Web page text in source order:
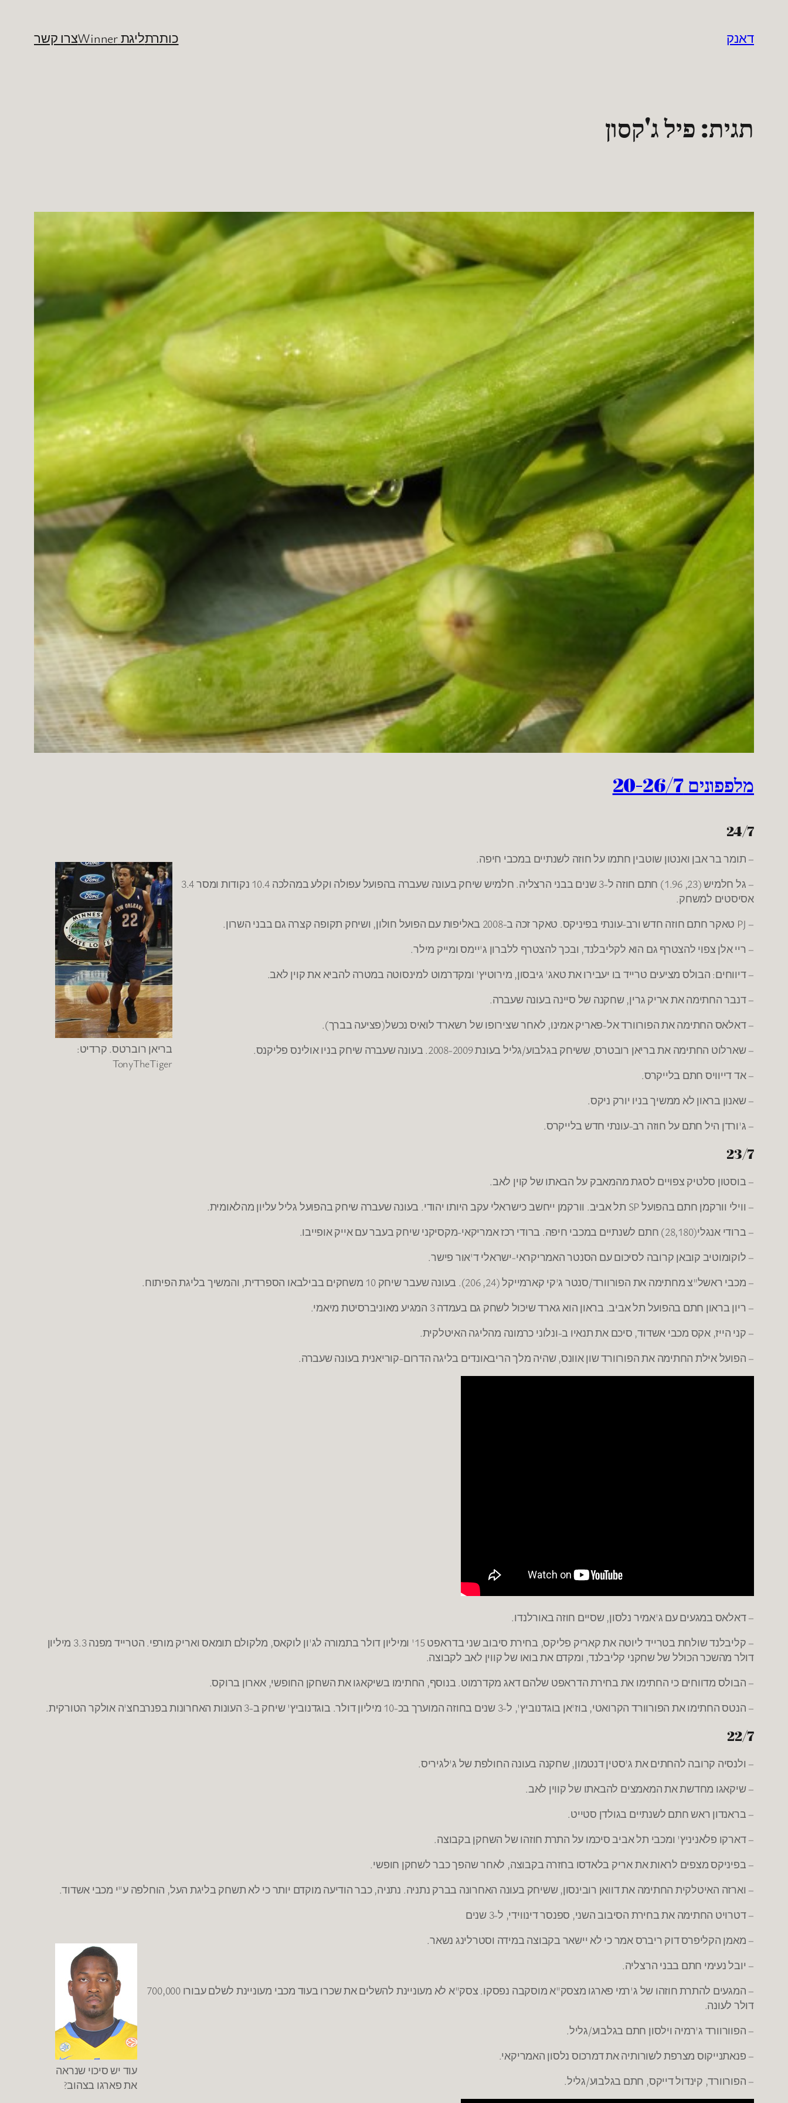
דאנק כותרתליגת Winner צרו קשר
תגית:פיל ג'קסון
מלפפונים 20-26/7
24/7
בריאן רוברטס. קרדיט:
TonyTheTiger
– תומר בר אבן ואנטון שוטבין חתמו על חוזה לשנתיים במכבי חיפה.
– גל חלמיש (23, 1.96) חתם חוזה ל-3 שנים בבני הרצליה. חלמיש שיחק בעונה שעברה בהפועל עפולה וקלע במהלכה 10.4 נקודות ומסר 3.4
אסיסטים למשחק.
– PJ טאקר חתם חוזה חדש ורב-עונתי בפיניקס. טאקר זכה ב-2008 באליפות עם הפועל חולון, ושיחק תקופה קצרה גם בבני השרון.
– ריי אלן צפוי להצטרף גם הוא לקליבלנד, ובכך להצטרף ללברון ג'יימס ומייק מילר.
– דיווחים: הבולס מציעים טרייד בו יעבירו את טאג' גיבסון, מירוטיץ' ומקדרמוט למינסוטה במטרה להביא את קוין לאב.
– דנבר החתימה את אריק גרין, שחקנה של סיינה בעונה שעברה.
– דאלאס החתימה את הפורוורד אל-פאריק אמינו, לאחר שצירופו של רשארד לואיס נכשל(פציעה בברך).
– שארלוט החתימה את בריאן רובטרס, ששיחק בגלבוע/גליל בעונת 2008-2009. בעונה שעברה שיחק בניו אולינס פליקנס.
– אד דייוויס חתם בלייקרס.
– שאנון בראון לא ממשיך בניו יורק ניקס.
– ג'ורדן היל חתם על חוזה רב-עונתי חדש בלייקרס.
23/7
– בוסטון סלטיק צפויים לסגת מהמאבק על הבאתו של קוין לאב.
– ווילי וורקמן חתם בהפועל SP תל אביב. וורקמן ייחשב כישראלי עקב היותו יהודי. בעונה שעברה שיחק בהפועל גליל עליון מהלאומית.
– ברודי אנגלי(28,180) חתם לשנתיים במכבי חיפה. ברודי רכז אמריקאי-מקסיקני שיחק בעבר עם אייק אופייבו.
– לוקומוטיב קובאן קרובה לסיכום עם הסנטר האמריקראי-ישראלי ד'אור פישר.
– מכבי ראשל"צ מחתימה את הפורוורד/סנטר ג'קי קארמייקל (24, 206). בעונה שעבר שיחק 10 משחקים בבילבאו הספרדית, והמשיך בליגת הפיתוח.
– ריון בראון חתם בהפועל תל אביב. בראון הוא גארד שיכול לשחק גם בעמדה 3 המגיע מאוניברסיטת מיאמי.
– קני הייז, אקס מכבי אשדוד, סיכם את תנאיו ב-ונלוני כרמונה מהליגה האיטלקית.
– הפועל אילת החתימה את הפורוורד שון אוונס, שהיה מלך הריבאונדים בליגה הדרום-קוריאנית בעונה שעברה.
– דאלאס במגעים עם ג'אמיר נלסון, שסיים חוזה באורלנדו.
– קליבלנד שולחת בטרייד ליוטה את קאריק פליקס, בחירת סיבוב שני בדראפט 15' ומיליון דולר בתמורה לג'ון לוקאס, מלקולם תומאס ואריק מורפי. הטרייד מפנה 3.3 מיליון
דולר מהשכר הכולל של שחקני קליבלנד, ומקדם את בואו של קווין לאב לקבוצה.
– הבולס מדווחים כי החתימו את בחירת הדראפט שלהם דאג מקדרמוט. בנוסף, החתימו בשיקאגו את השחקן החופשי, אארון ברוקס.
– הנטס החתימו את הפורוורד הקרואטי, בוז'אן בוגדנוביץ', ל-3 שנים בחוזה המוערך בכ-10 מיליון דולר. בוגדנוביץ' שיחק ב-3 העונות האחרונות בפנרבחצ'ה אולקר הטורקית.
22/7
– ולנסיה קרובה להחתים את ג'סטין דנטמון, שחקנה בעונה החולפת של ג'לגיריס.
– שיקאגו מחדשת את המאמצים להבאתו של קווין לאב.
– בראנדון ראש חתם לשנתיים בגולדן סטייט.
– דארקו פלאניניץ' ומכבי תל אביב סיכמו על התרת חוזהו של השחקן בקבוצה.
– בפיניקס מצפים לראות את אריק בלאדסו בחזרה בקבוצה, לאחר שהפך כבר לשחקן חופשי.
– וארזה האיטלקית החתימה את דוואן רובינסון, ששיחק בעונה האחרונה בברק נתניה. נתניה, כבר הודיעה מוקדם יותר כי לא תשחק בליגת העל, הוחלפה ע"י מכבי אשדוד.
– דטרויט החתימה את בחירת הסיבוב השני, ספנסר דינווידי, ל-3 שנים
עוד יש סיכוי שנראה
את פארגו בצהוב?
– מאמן הקליפרס דוק ריברס אמר כי לא יישאר בקבוצה במידה וסטרלינג נשאר.
– יובל נעימי חתם בבני הרצליה.
– המגעים להתרת חוזהו של ג'רמי פארגו מצסק"א מוסקבה נפסקו. צסק"א לא מעוניינת להשלים את שכרו בעוד מכבי מעוניינת לשלם עבורו 700,000
דולר לעונה.
– הפוורוורד ג'רמיה וילסון חתם בגלבוע/גליל.
– פנאתנייקוס מצרפת לשורותיה את דמרכוס נלסון האמריקאי.
– הפורוורד, קינדול דייקס, חתם בגלבוע/גליל.